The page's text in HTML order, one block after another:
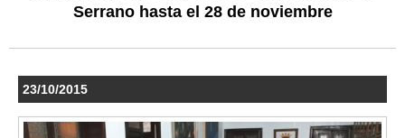
Serrano hasta el 28 de noviembre
23/10/2015